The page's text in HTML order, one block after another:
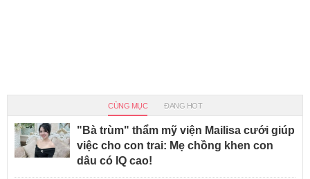
CÙNG MỤC ĐANG HOT
"Bà trùm" thẩm mỹ viện Mailisa cưới giúp
việc cho con trai: Mẹ chồng khen con
dâu có IQ cao!